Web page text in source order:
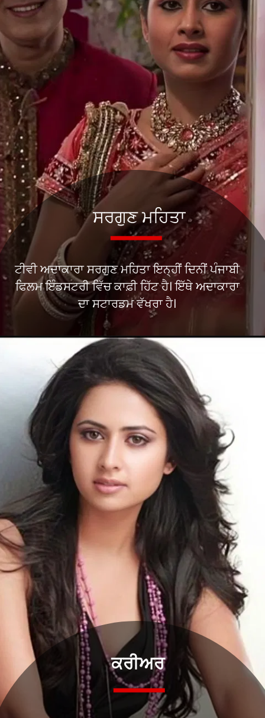
ਟੀਵੀ ਅਦਾਕਾਰਾ ਸਰਗੁਣ ਮਹਿਤਾ ਇਨ੍ਹੀਂ ਦਿਨੀਂ ਪੰਜਾਬੀ
ਫਿਲਮ ਇੰਡਸਟਰੀ ਵਿੱਚ ਕਾਫ਼ੀ ਹਿੱਟ ਹੈ। ਇੱਥੇ ਅਦਾਕਾਰਾ
ਸਰਗੁਣ ਮਹਿਤਾ
ਕਰੀਅਰ